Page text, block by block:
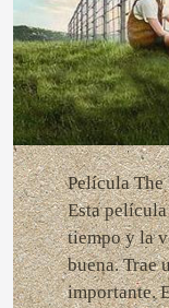
Película
Esta
tiempo y la
buena. Trae
importante.